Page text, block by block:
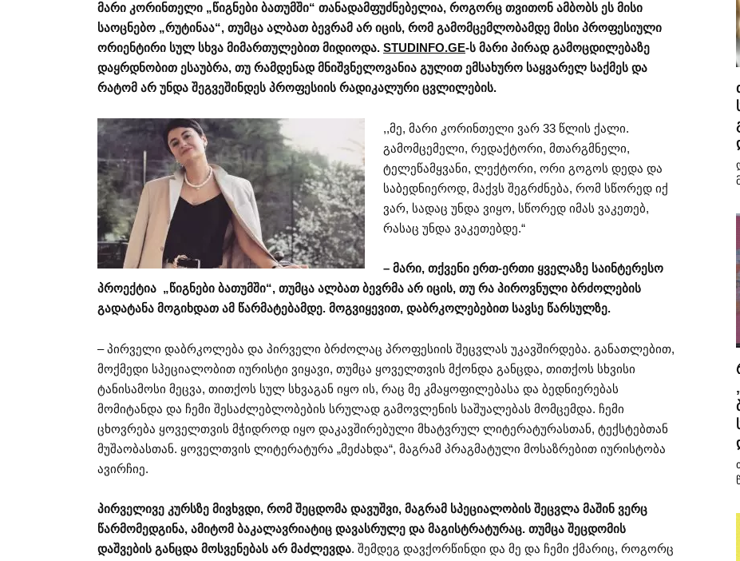
მარი კორინთელი „წიგნები ბათუმში“ თანადამფუძნებელია, როგორც თვითონ ამბობს ეს მისი
საოცნებო „რუტინაა“, თუმცა ალბათ ბევრამ არ იცის, რომ გამომცემლობამდე მისი პროფესიული
ორიენტირი სულ სხვა მიმართულებით მიდიოდა. STUDINFO.GE-ს მარი პირად გამოცდილებაზე
დაყრდნობით ესაუბრა, თუ რამდენად მნიშვნელოვანია გულით ემსახურო საყვარელ საქმეს და
რატომ არ უნდა შეგვეშინდეს პროფესიის რადიკალური ცვლილების.
,,მე, მარი კორინთელი ვარ 33 წლის ქალი.
გამომცემელი, რედაქტორი, მთარგმნელი,
ტელეწამყვანი, ლექტორი, ორი გოგოს დედა და
საბედნიეროდ, მაქვს შეგრძნება, რომ სწორედ იქ
ვარ, სადაც უნდა ვიყო, სწორედ იმას ვაკეთებ,
რასაც უნდა ვაკეთებდე.“
– მარი, თქვენი ერთ-ერთი ყველაზე საინტერესო
პროექტია „წიგნები ბათუმში“, თუმცა ალბათ ბევრმა არ იცის, თუ რა პიროვნული ბრძოლების
გადატანა მოგიხდათ ამ წარმატებამდე. მოგვიყევით, დაბრკოლებებით სავსე წარსულზე.
– პირველი დაბრკოლება და პირველი ბრძოლაც პროფესიის შეცვლას უკავშირდება. განათლებით,
მოქმედი სპეციალობით იურისტი ვიყავი, თუმცა ყოველთვის მქონდა განცდა, თითქოს სხვისი
ტანისამოსი მეცვა, თითქოს სულ სხვაგან იყო ის, რაც მე კმაყოფილებასა და ბედნიერებას
მომიტანდა და ჩემი შესაძლებლობების სრულად გამოვლენის საშუალებას მომცემდა. ჩემი
ცხოვრება ყოველთვის მჭიდროდ იყო დაკავშირებული მხატვრულ ლიტერატურასთან, ტექსტებთან
მუშაობასთან. ყოველთვის ლიტერატურა „მეძახდა“, მაგრამ პრაგმატული მოსაზრებით იურისტობა
ავირჩიე.
პირველივე კურსზე მივხვდი, რომ შეცდომა დავუშვი, მაგრამ სპეციალობის შეცვლა მაშინ ვერც
წარმომედგინა, ამიტომ ბაკალავრიატიც დავასრულე და მაგისტრატურაც. თუმცა შეცდომის
დაშვების განცდა მოსვენებას არ მაძლევდა. შემდეგ დავქორწინდი და მე და ჩემი ქმარიც, როგორც